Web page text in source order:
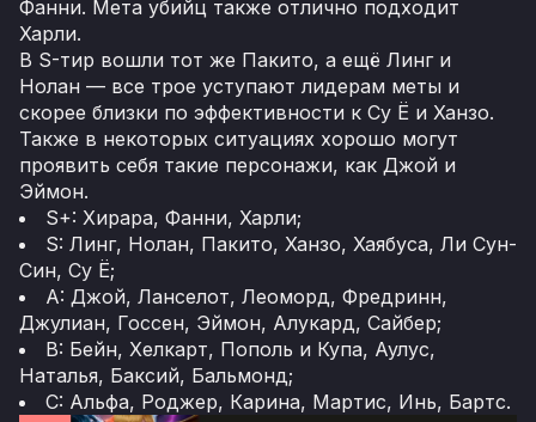
Фанни. Мета убийц также отлично подходит
Харли.
В S-тир вошли тот же Пакито, а ещё Линг и
Нолан — все трое уступают лидерам меты и
скорее близки по эффективности к Су Ё и Ханзо.
Также в некоторых ситуациях хорошо могут
проявить себя такие персонажи, как Джой и
Эймон.
S+: Хирара, Фанни, Харли;
S: Линг, Нолан, Пакито, Ханзо, Хаябуса, Ли Сун-
Син, Су Ё;
A: Джой, Ланселот, Леоморд, Фредринн,
Джулиан, Госсен, Эймон, Алукард, Сайбер;
B: Бейн, Хелкарт, Пополь и Купа, Аулус,
Наталья, Баксий, Бальмонд;
C: Альфа, Роджер, Карина, Мартис, Инь, Бартс.